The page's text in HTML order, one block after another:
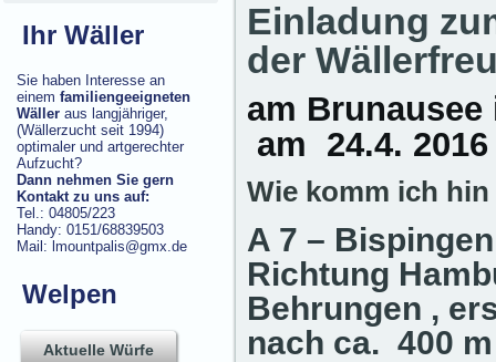
Ihr Wäller
Sie haben Interesse an
einem familiengeeigneten
Wäller aus langjähriger,
(Wällerzucht seit 1994)
optimaler und artgerechter
Aufzucht?
Dann nehmen Sie gern
Kontakt zu uns auf:
Tel.: 04805/223
Handy: 0151/68839503
Mail: lmountpalis@gmx.de
Welpen
Aktuelle Würfe
Einladung
der
am
am 24.4.
Wie komm ich
A 7 –
Richtung
Behrungen ,
nach ca. 400